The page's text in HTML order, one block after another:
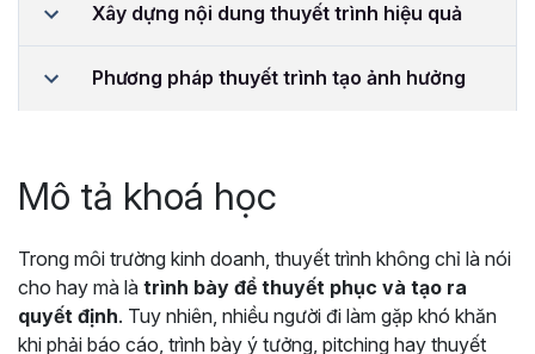
Xây dựng nội dung thuyết trình hiệu quả
Phương pháp thuyết trình tạo ảnh hưởng
Mô tả khoá học
Trong môi trường kinh doanh, thuyết trình không chỉ là nói
cho hay mà là trình bày để thuyết phục và tạo ra
quyết định. Tuy nhiên, nhiều người đi làm gặp khó khăn
khi phải báo cáo, trình bày ý tưởng, pitching hay thuyết